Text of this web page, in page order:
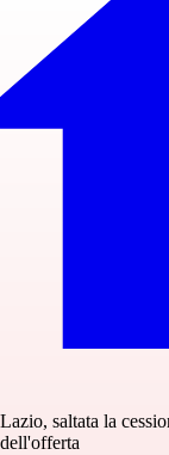
Lazio, saltata la
dell'offerta